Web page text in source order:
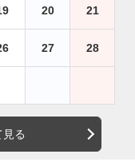
20 21
27 28
る